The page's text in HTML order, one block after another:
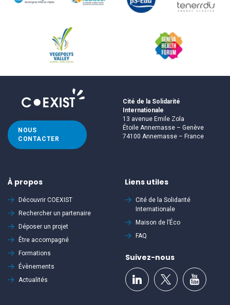
NOUS
CONTACTER
Cité de la Solidarité
Internationale
13 avenue Emile Zola
Étoile Annemasse – Genève
74100 Annemasse – France
À propos
Découvrir COEXIST
Rechercher un partenaire
Déposer un projet
Être accompagné
Formations
Évènements
Actualités
Liens utiles
Cité de la Solidarité
Internationale
Maison de l’Éco
FAQ
Suivez-nous